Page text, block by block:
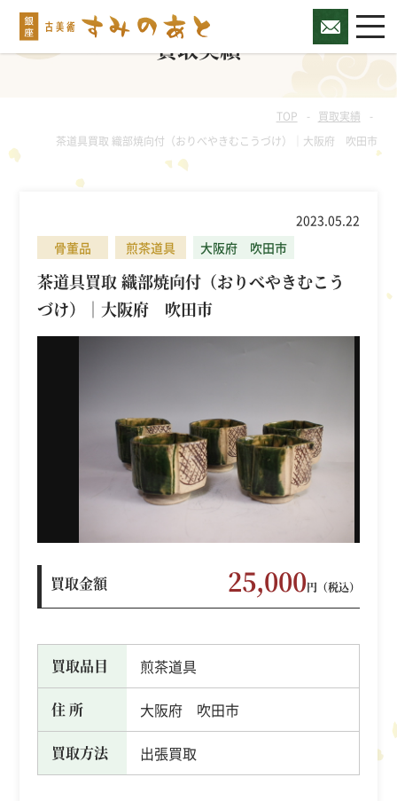
買取実績
TOP
買取実績
茶道具買取 織部焼向付（おりべやきむこうづけ）｜大阪府 吹田市
2023.05.22
骨董品
煎茶道具 大阪府 吹田市
茶道具買取 織部焼向付（おりべやきむこう
づけ）｜大阪府 吹田市
買取金額 25,000円（税込）
買取品目 煎茶道具
住 所 大阪府 吹田市
買取方法 出張買取